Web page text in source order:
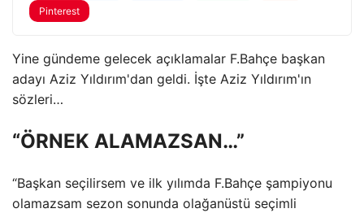
Pinterest
Yine gündeme gelecek açıklamalar F.Bahçe başkan
adayı Aziz Yıldırım'dan geldi. İşte Aziz Yıldırım'ın
sözleri…
“ÖRNEK ALAMAZSAN…”
“Başkan seçilirsem ve ilk yılımda F.Bahçe şampiyonu
olamazsam sezon sonunda olağanüstü seçimli